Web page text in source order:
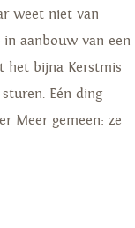
weet niet van
aanbouw van een
het bijna Kerstmis
Eén ding
Meer gemeen: ze